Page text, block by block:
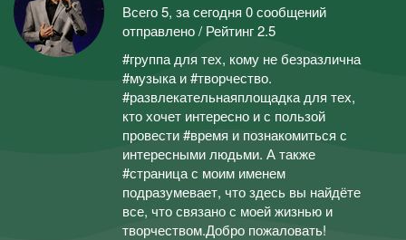
Всего 5, за сегодня 0 сообщений
отправлено / Рейтинг 2.5
#группа для тех, кому не безразлична
#музыка и #творчество.
#развлекательнаяплощадка для тех,
кто хочет интересно и с пользой
провести #время и познакомиться с
интересными людьми. А также
#страница с моим именем
подразумевает, что здесь вы найдёте
все, что связано с моей жизнью и
творчеством.Добро пожаловать!